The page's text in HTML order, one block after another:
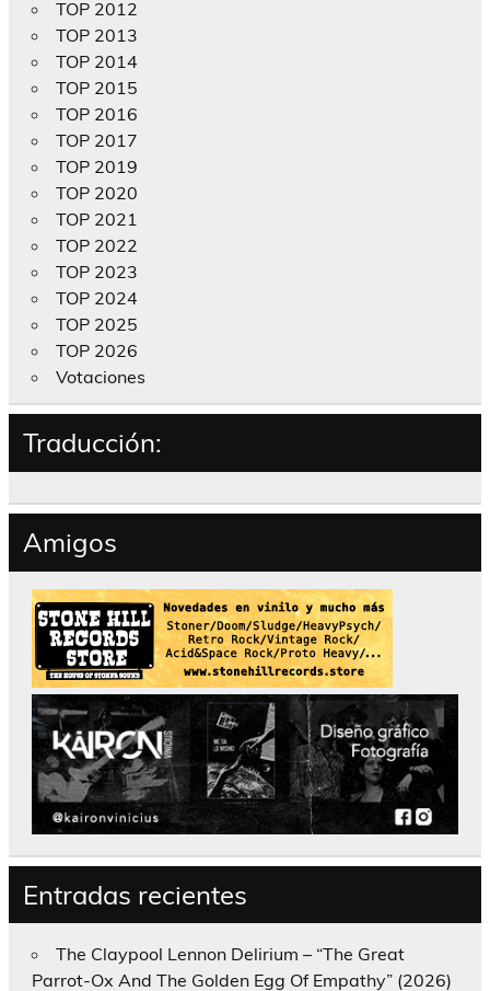
TOP 2012
TOP 2013
TOP 2014
TOP 2015
TOP 2016
TOP 2017
TOP 2019
TOP 2020
TOP 2021
TOP 2022
TOP 2023
TOP 2024
TOP 2025
TOP 2026
Votaciones
Traducción:
Amigos
Entradas recientes
The Claypool Lennon Delirium – “The Great
Parrot-Ox And The Golden Egg Of Empathy” (2026)